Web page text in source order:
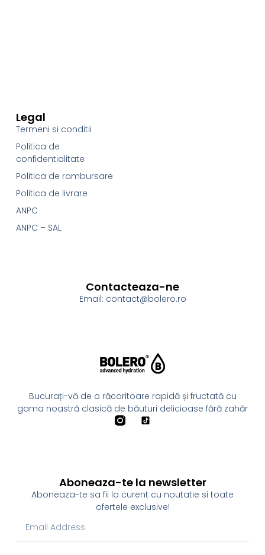
Bucurați-vă de o răcoritoare rapidă și fructată cu
gama noastră clasică de băuturi delicioase fără zahăr
Legal
Termeni si conditii
Politica de
confidentialitate
Politica de rambursare
Politica de livrare
ANPC
ANPC – SAL
Contacteaza-ne
Email: contact@bolero.ro
Aboneaza-te la newsletter
Aboneaza-te sa fii la curent cu noutatie si toate
ofertele exclusive!